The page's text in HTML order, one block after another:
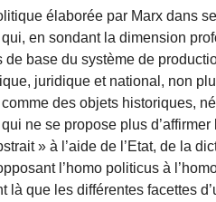
élaborée par Marx dans
en sondant la dimension
de base du système de
juridique et national, non
des objets historiques,
ne se propose plus
» à l’aide de l’Etat, de la
l’homo politicus à
là que les différentes facettes